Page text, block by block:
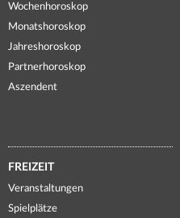
Wochenhoroskop
Monatshoroskop
Jahreshoroskop
Partnerhoroskop
Aszendent
FREIZEIT
Veranstaltungen
Spielplätze